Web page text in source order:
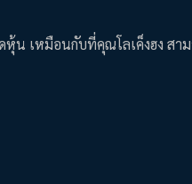
เหมือนกับที่คุณโลเค็งฮง สา